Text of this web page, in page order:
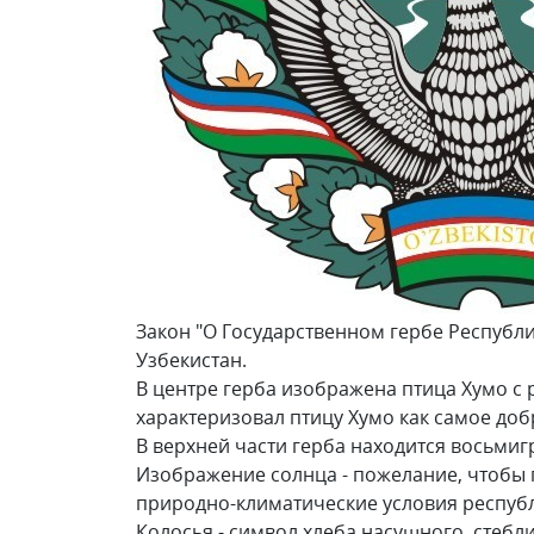
Закон "О Государственном гербе
Узбекистан.
В центре герба изображена птица Хумо
характеризовал птицу Хумо как самое
В верхней части герба находится
Изображение солнца - пожелание, чтобы
природно-климатические условия